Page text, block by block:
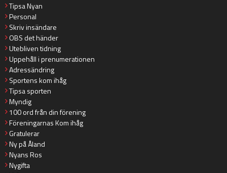
Tipsa Nyan
Personal
Skriv insändare
OBS det händer
Utebliven tidning
Uppehåll i prenumerationen
Adressändring
Sportens kom ihåg
Tipsa sporten
Myndig
100 ord från din förening
Föreningarnas Kom ihåg
Gratulerar
Ny på Åland
Nyans Ros
Nygifta